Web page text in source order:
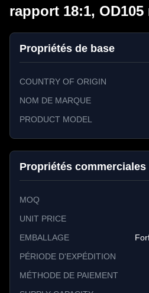
rapport 18:1, OD105
Propriétés de base
COUNTRY OF ORIGIN
NOM DE MARQUE
PRODUCT MODEL
Propriétés commerciales
MOQ
UNIT PRICE
EMBALLAGE
PÉRIODE D'EXPÉDITION
MÉTHODE DE PAIEMENT